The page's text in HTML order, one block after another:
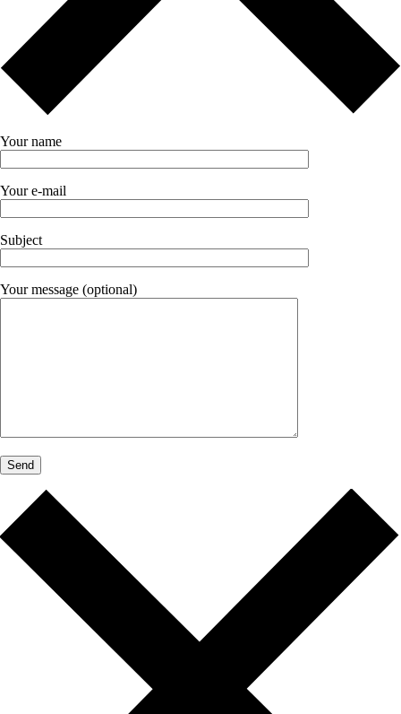
Your name
Your e-mail
Subject
Your message (optional)